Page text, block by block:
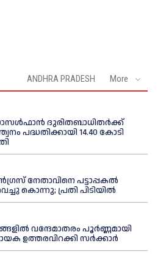
ANDHRA PRADESH More
ദുരിതബാധിതര്‍ക്ക്
പദ്ധതിക്കായി 14.40 കോടി
നേതാവിനെ പട്ടാപ്പകല്‍
കൊന്നു; പ്രതി പിടിയില്‍
വന്ദേമാതരം പൂര്‍ണ്ണമായി
ഉത്തരവിറക്കി സര്‍ക്കാര്‍